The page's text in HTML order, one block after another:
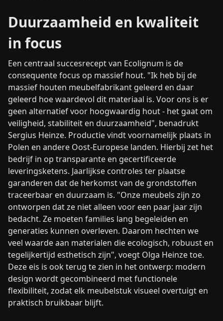
Duurzaamheid en kwaliteit
in focus
Een centraal succesrecept van Ecolignum is de
consequente focus op massief hout. "Ik heb bij de
massief houten meubelfabrikant geleerd en daar
geleerd hoe waardevol dit materiaal is. Voor ons is er
geen alternatief voor hoogwaardig hout - het gaat om
veiligheid, stabiliteit en duurzaamheid", benadrukt
Sergius Heinze. Productie vindt voornamelijk plaats in
Polen en andere Oost-Europese landen. Hierbij zet het
bedrijf in op transparante en gecertificeerde
leveringsketens. Jaarlijkse controles ter plaatse
garanderen dat de herkomst van de grondstoffen
traceerbaar en duurzaam is. "Onze meubels zijn zo
ontworpen dat ze niet alleen voor een paar jaar zijn
bedacht. Ze moeten families lang begeleiden en
generaties kunnen overleven. Daarom hechten we
veel waarde aan materialen die ecologisch, robuust en
tegelijkertijd esthetisch zijn", voegt Olga Heinze toe.
Deze eis is ook terug te zien in het ontwerp: modern
design wordt gecombineerd met functionele
flexibiliteit, zodat elk meubelstuk visueel overtuigt en
praktisch bruikbaar blijft.